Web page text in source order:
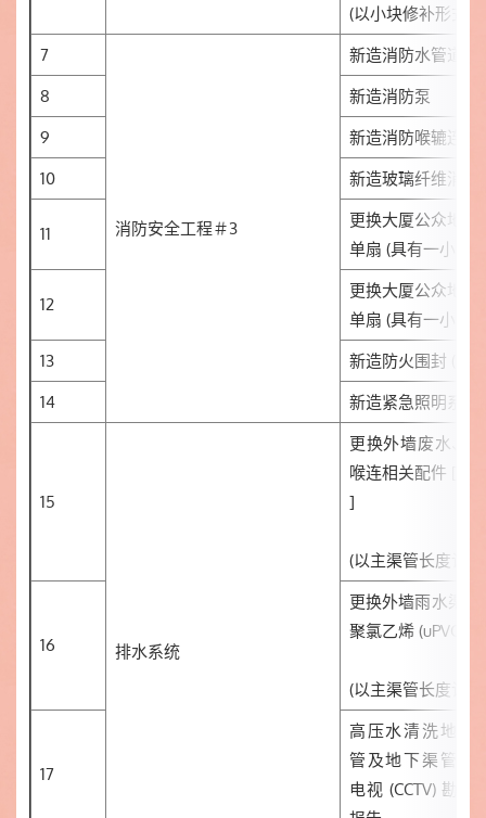
(以小块修补形式
7
消防安全工程＃3
新造消防水管道连
8
新造消防泵
9
新造消防喉辘连相
10
新造玻璃纤维消防
11
更换大厦公众地方
单扇 (具有一小时
12
更换大厦公众地
单扇 (具有一小时
13
新造防火围封 (具
14
新造紧急照明系统
15
排水系统
更换外墙废水、
喉连相关配件 [低
]
(以主渠管长度计
16
更换外墙雨水渠
聚氯乙烯 (uPVC)]
(以主渠管长度计
17
高压水清洗地下
管及地下渠管闭
电视 (CCTV) 勘察